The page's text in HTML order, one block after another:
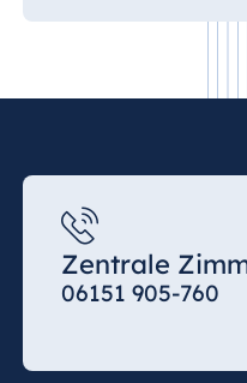
Zentrale
06151 905-760